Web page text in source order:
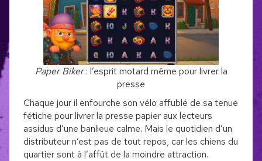
Paper Biker: l’esprit motard même pour livrer la
presse
Chaque jour il enfourche son vélo affublé de sa tenue
fétiche pour livrer la presse papier aux lecteurs
assidus d’une banlieue calme. Mais le quotidien d’un
distributeur n’est pas de tout repos, car les chiens du
quartier sont à l’affût de la moindre attraction.